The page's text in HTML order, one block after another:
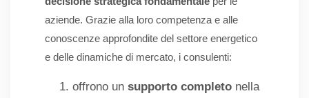
aziende. Grazie alla loro competenza e alle
conoscenze approfondite del settore energetico
e delle dinamiche di mercato, i consulenti:
offrono un supporto completo nella